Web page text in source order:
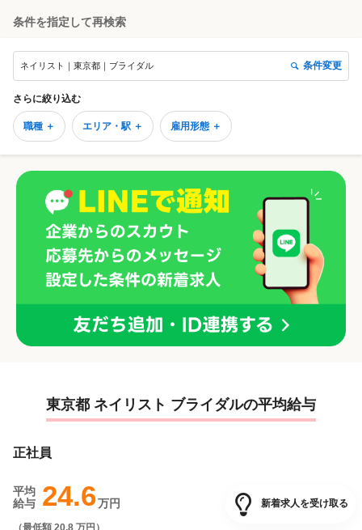
JNA/JNEC検定合格に向けた質の高い指導が受けられる環境で、基礎か
資格取得費用は会社が補助（福利厚生の一環） ◆研修期間は1.5〜2カ月
（週5日目安）で、未経験の方も安心デビュー 約8割のスタッフが未経験
からスタートし、一人前のネイリストとして活躍中です♪ 【多様な働き
方「ABC WORK STYLE」】 ライフスタイルに合わせて柔軟に働ける新
制度を導入！利用スタッフも増えています♪ ◆月17〜21日勤務から選択
OK ◆半年毎に出勤日数を変える事も出来ます！ （事例紹介） ・月17日
出勤にしてスクールに通う ・実家暮らしなので月20日出勤にしてプライ
ベート充実 ・副業があるので月18日出勤にして両立 【安心の待遇・福利
厚生】 ・基本給＋歩合＋賞与あり（頑張りがしっかり反映！） ・昇給制
度あり ・残業代も全額支給 ・社会保険完備 ・有給休暇100％消化実績
・無料健康診断あり ・お祝い金最大40万円支給（入社特典） ・アワード
上位入社には賞金＆「ハワイ高級ホテル3泊無料+交通費5万円」※2025
年は8名のスタッフがＨawaiiへ♪ 技術・待遇・環境のすべてが整ったサ
条件を指定して再検索
ネイリスト｜東京都｜ブライダル 条件変更
さらに絞り込む
職種 ＋ エリア・駅 ＋ 雇用形態 ＋
東京都 ネイリスト ブライダルの平均給与
正社員
平均
給与 24.6万円
（最低額 20.8 万円 ）
新着求人を受け取る